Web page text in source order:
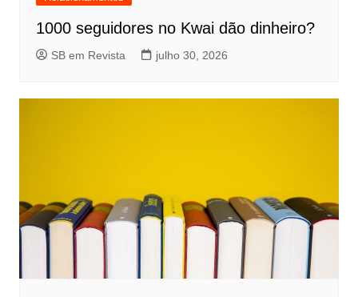
1000 seguidores no Kwai dão dinheiro?
SB em Revista julho 30, 2026